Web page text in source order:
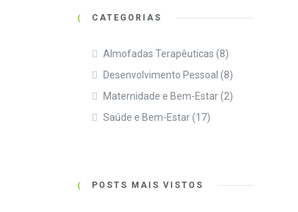
CATEGORIAS
Almofadas Terapêuticas (8)
Desenvolvimento Pessoal (8)
Maternidade e Bem-Estar(2)
Saúde e Bem-Estar(17)
POSTS MAIS VISTOS